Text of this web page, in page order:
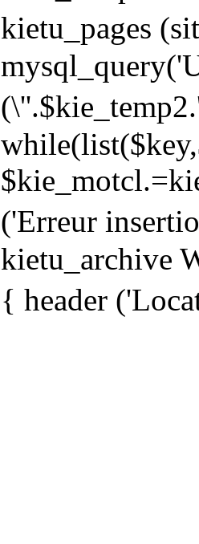
kietu_pages
('Erreur
kietu_archive
{ header